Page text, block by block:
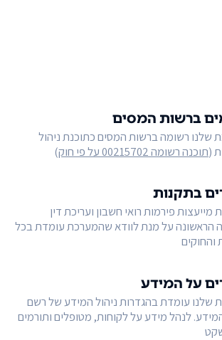
ברשות המסים
שלנו רשומה ברשות המסים כתוכנת ניהול
(תוכנה רשומה 00215702 על פי חוק )
בתקנות
פירמות רואי חשבון ועריכת דין
הראשונה על מנת לוודא שהמערכת עומדת בכל
והחוקים
על המידע
שלנו עומדת בהגדרות ניהול המידע של רשם
לנהל מידע על לקוחות, מטופלים ותורמים